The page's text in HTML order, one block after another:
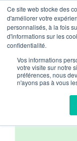
Ce site web stocke des
d'améliorer votre
personnalisés, à la fois
d'informations sur les
confidentialité.
Vos informations
votre visite sur notre
préférences, nous
n'ayons pas à vous
principal
D’ACHAT –